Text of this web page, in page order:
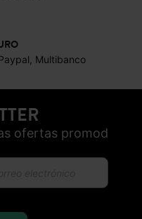
Multibanco
ofertas promod